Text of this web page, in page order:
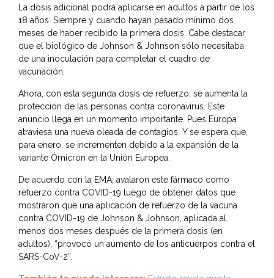
La dosis adicional podrá aplicarse en adultos a partir de los
18 años. Siempre y cuando hayan pasado mínimo dos
meses de haber recibido la primera dosis. Cabe destacar
que el biológico de Johnson & Johnson sólo necesitaba
de una inoculación para completar el cuadro de
vacunación.
Ahora, con esta segunda dosis de refuerzo, se aumenta la
protección de las personas contra coronavirus. Este
anuncio llega en un momento importante. Pues Europa
atraviesa una nueva oleada de contagios. Y se espera que,
para enero, se incrementen debido a la expansión de la
variante Ómicron en la Unión Europea.
De acuerdo con la EMA, avalaron este fármaco como
refuerzo contra COVID-19 luego de obtener datos que
mostraron que una aplicación de refuerzo de la vacuna
contra COVID-19 de Johnson & Johnson, aplicada al
menos dos meses después de la primera dosis (en
adultos), “provocó un aumento de los anticuerpos contra el
SARS-CoV-2”.